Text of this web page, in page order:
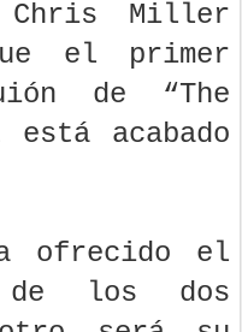
Chris Miller
el primer
de “The
está acabado
ofrecido el
los dos